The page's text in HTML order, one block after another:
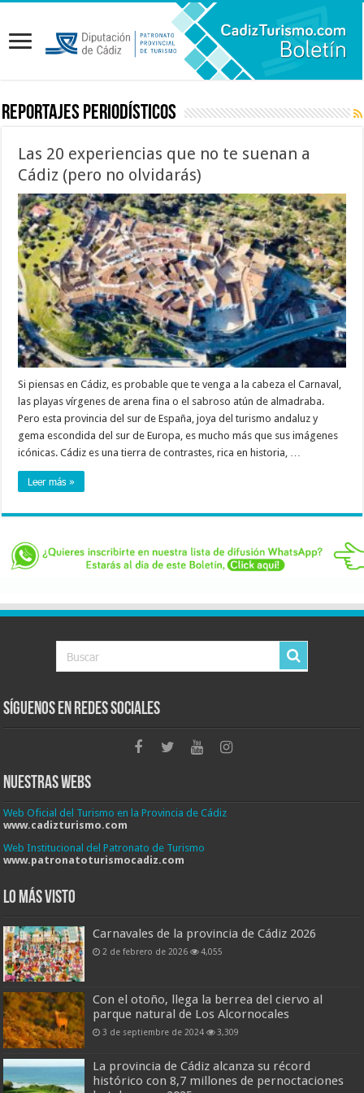
Reportajes periodísticos
Las 20 experiencias que no te suenan a
Cádiz (pero no olvidarás)
Si piensas en Cádiz, es probable que te venga a la cabeza el Carnaval,
las playas vírgenes de arena fina o el sabroso atún de almadraba.
Pero esta provincia del sur de España, joya del turismo andaluz y
gema escondida del sur de Europa, es mucho más que sus imágenes
icónicas. Cádiz es una tierra de contrastes, rica en historia, …
Leer más »
Síguenos en Redes Sociales
Nuestras Webs
Web Oficial del Turismo en la Provincia de Cádiz
www.cadizturismo.com
Web Institucional del Patronato de Turismo
www.patronatoturismocadiz.com
Lo más visto
Carnavales de la provincia de Cádiz 2026
2 de febrero de 2026 4,055
Con el otoño, llega la berrea del ciervo al
parque natural de Los Alcornocales
3 de septiembre de 2024 3,309
La provincia de Cádiz alcanza su récord
histórico con 8,7 millones de pernoctaciones